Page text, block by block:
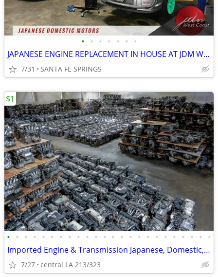
• • • • • • •
JAPANESE ENGINE REPLACEMENT IN HOUSE AT JDM WESTCOAST INC
7/31 SANTA FE SPRINGS
• • • • • • • • • • • • • • • • • • • • • • • •
Imported Engine & Transmission Japanese, Domestic, European & Korean
7/27 central LA 213/323
$1